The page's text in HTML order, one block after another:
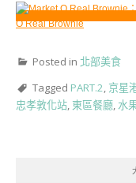
Posted in 北部美食
Tagged PART.2 京星
忠孝敦化站 東區餐廳 水